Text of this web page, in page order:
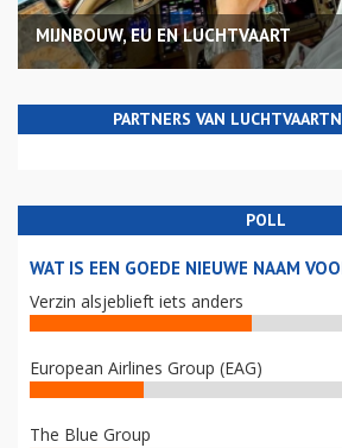
MIJNBOUW, EU EN LUCHTVAART
PARTNERS VAN
POLL
WAT IS EEN GOEDE NIEUWE NAAM
Verzin alsjeblieft iets anders
European Airlines Group (EAG)
The Blue Group